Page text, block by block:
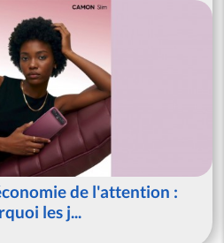
de l'attention :
les j...